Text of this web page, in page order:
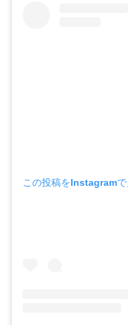
この投稿をInstagramで